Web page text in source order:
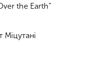
the Earth”
Міцутані